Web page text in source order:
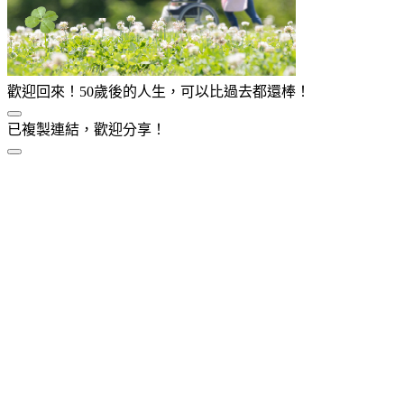
歡迎回來！50歲後的人生，可以比過去都還棒！
已複製連結，歡迎分享！